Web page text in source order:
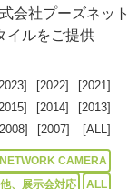
会社プーズネット
イルをご提供
[2022]
[2021]
[2014]
[2013]
[2007] [ALL]
NETWORK CAMERA
、展示会対応 ALL